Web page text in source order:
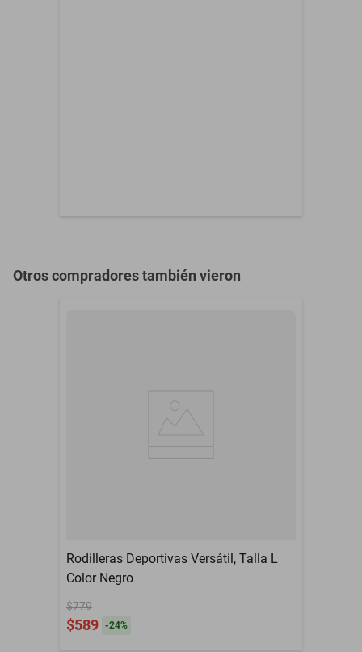
Otros compradores también vieron
Rodilleras Deportivas Versátil, Talla L
Color Negro
$779
$589 -24%